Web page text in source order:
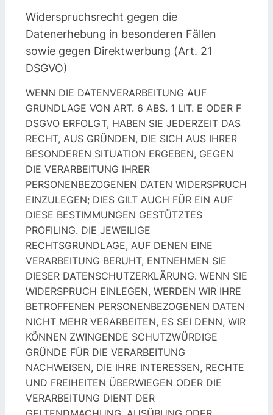
Widerspruchsrecht gegen die
Datenerhebung in besonderen Fällen
sowie gegen Direktwerbung (Art. 21
DSGVO)
WENN DIE DATENVERARBEITUNG AUF
GRUNDLAGE VON ART. 6 ABS. 1 LIT. E ODER F
DSGVO ERFOLGT, HABEN SIE JEDERZEIT DAS
RECHT, AUS GRÜNDEN, DIE SICH AUS IHRER
BESONDEREN SITUATION ERGEBEN, GEGEN
DIE VERARBEITUNG IHRER
PERSONENBEZOGENEN DATEN WIDERSPRUCH
EINZULEGEN; DIES GILT AUCH FÜR EIN AUF
DIESE BESTIMMUNGEN GESTÜTZTES
PROFILING. DIE JEWEILIGE
RECHTSGRUNDLAGE, AUF DENEN EINE
VERARBEITUNG BERUHT, ENTNEHMEN SIE
DIESER DATENSCHUTZERKLÄRUNG. WENN SIE
WIDERSPRUCH EINLEGEN, WERDEN WIR IHRE
BETROFFENEN PERSONENBEZOGENEN DATEN
NICHT MEHR VERARBEITEN, ES SEI DENN, WIR
KÖNNEN ZWINGENDE SCHUTZWÜRDIGE
GRÜNDE FÜR DIE VERARBEITUNG
NACHWEISEN, DIE IHRE INTERESSEN, RECHTE
UND FREIHEITEN ÜBERWIEGEN ODER DIE
VERARBEITUNG DIENT DER